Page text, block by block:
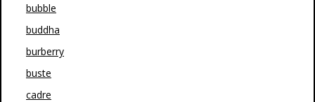
bubble
buddha
burberry
buste
cadre